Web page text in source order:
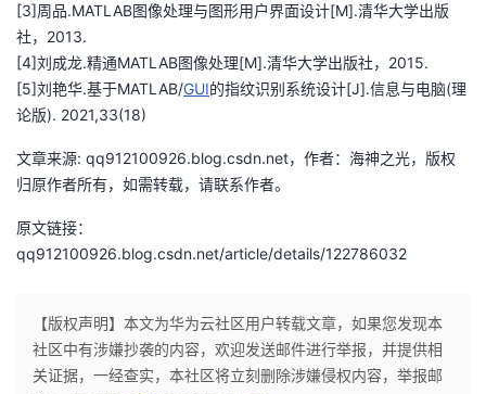
[3]周品.MATLAB图像处理与图形用户界面设计[M].清华大学出版
社，2013.
[4]刘成龙.精通MATLAB图像处理[M].清华大学出版社，2015.
[5]刘艳华.基于MATLAB/GUI的指纹识别系统设计[J].信息与电脑(理
论版). 2021,33(18)
文章来源: qq912100926.blog.csdn.net，作者：海神之光，版权
归原作者所有，如需转载，请联系作者。
原文链接：
qq912100926.blog.csdn.net/article/details/122786032
【版权声明】本文为华为云社区用户转载文章，如果您发现本
社区中有涉嫌抄袭的内容，欢迎发送邮件进行举报，并提供相
关证据，一经查实，本社区将立刻删除涉嫌侵权内容，举报邮